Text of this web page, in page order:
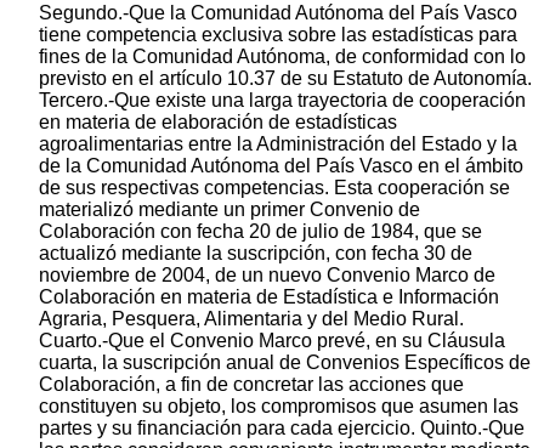
Segundo.-Que la Comunidad Autónoma del País Vasco
tiene competencia exclusiva sobre las estadísticas para
fines de la Comunidad Autónoma, de conformidad con lo
previsto en el artículo 10.37 de su Estatuto de Autonomía.
Tercero.-Que existe una larga trayectoria de cooperación
en materia de elaboración de estadísticas
agroalimentarias entre la Administración del Estado y la
de la Comunidad Autónoma del País Vasco en el ámbito
de sus respectivas competencias. Esta cooperación se
materializó mediante un primer Convenio de
Colaboración con fecha 20 de julio de 1984, que se
actualizó mediante la suscripción, con fecha 30 de
noviembre de 2004, de un nuevo Convenio Marco de
Colaboración en materia de Estadística e Información
Agraria, Pesquera, Alimentaria y del Medio Rural.
Cuarto.-Que el Convenio Marco prevé, en su Cláusula
cuarta, la suscripción anual de Convenios Específicos de
Colaboración, a fin de concretar las acciones que
constituyen su objeto, los compromisos que asumen las
partes y su financiación para cada ejercicio. Quinto.-Que